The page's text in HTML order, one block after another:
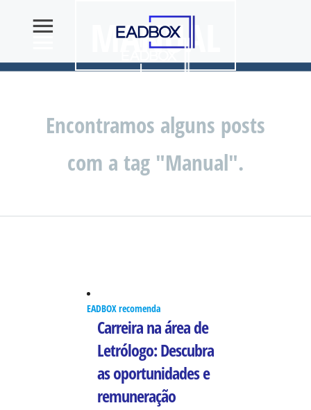
MANUAL
Encontramos alguns posts
com a tag "Manual".
EADBOX recomenda
Carreira na área de
Letrólogo: Descubra
as oportunidades e
remuneração